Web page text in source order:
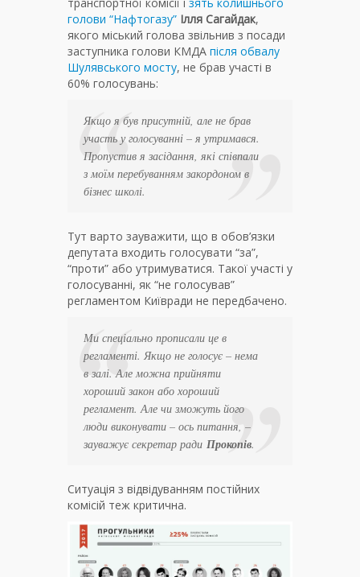
голови “Нафтогазу” Ілля Сагайдак,
якого міський голова звільнив з посади
заступника голови КМДА після обвалу
Шулявського мосту, не брав участі в
60% голосувань:
Якщо я був присутній, але не брав
участь у голосуванні – я утримався.
Пропустив я засідання, які співпали
з моїм перебуванням закордоном в
бізнес школі.
Тут варто зауважити, що в обов’язки
депутата входить голосувати “за”,
“проти” або утримуватися. Такої участі у
голосуванні, як “не голосував”
регламентом Київради не передбачено.
Ми спеціально прописали це в
регламенті. Якщо не голосує – нема
в залі. Але можна прийняти
хороший закон або хороший
регламент. Але чи зможуть його
люди виконувати – ось питання, –
зауважує секретар ради Прокопів.
Ситуація з відвідуванням постійних
комісій теж критична.